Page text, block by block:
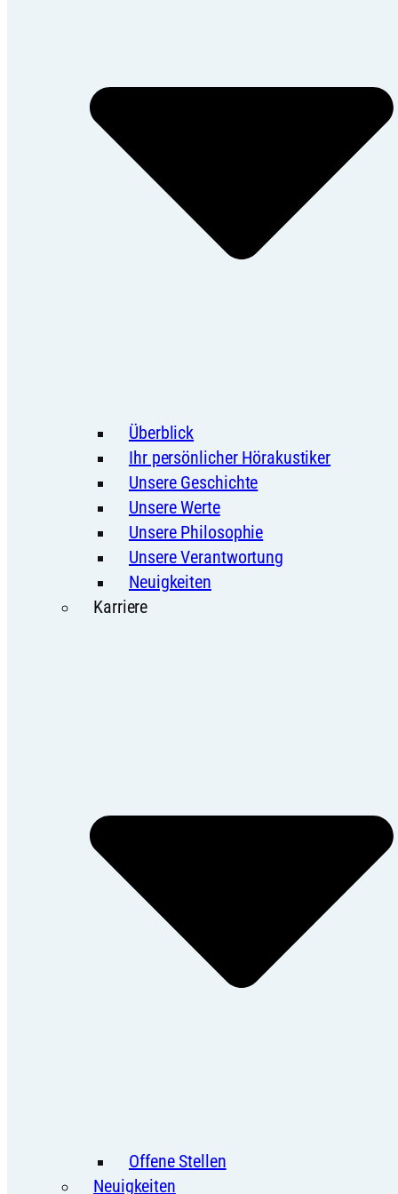
Überblick
Ihr persönlicher Hörakustiker
Unsere Geschichte
Unsere Werte
Unsere Philosophie
Unsere Verantwortung
Neuigkeiten
Karriere
Offene Stellen
Neuigkeiten